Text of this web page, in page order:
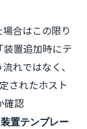
合はこの限り
置追加時にテ
れではなく、
されたホスト
確認
装置テンプレー